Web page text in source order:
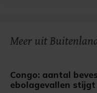
Meer uit
Congo: aantal
ebolagevallen